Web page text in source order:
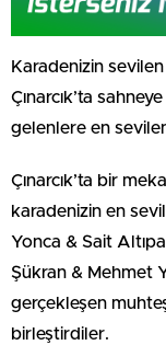
Karadenizin
Çınarcık’ta
gelenlere en
Çınarcık’ta bir
karadenizin en
Yonca & Sait
Şükran & Mehmet
gerçekleşen
birleştirdiler.